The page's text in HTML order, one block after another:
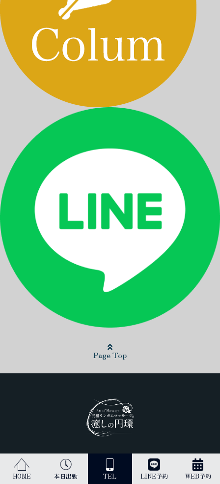
HOME 本日出勤 TEL LINE予約 WEB予約
Page Top
日本最高峰のリンガムマッサージ（男性器への丁寧なマッサージ）を
受けられるのは当店だけです。
古来より、王のみに与えられてきた施術を貴方にご提供します。